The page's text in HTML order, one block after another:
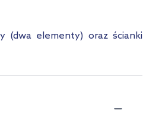
(dwa elementy) oraz ścianki